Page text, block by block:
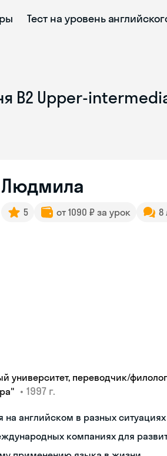
Тест на уровень
B2 Upper-
Людмила
5 от 1090 ₽ за урок 8
университет, переводчик/
• 1997 г.
на английском в разных ситуациях
компаниях для